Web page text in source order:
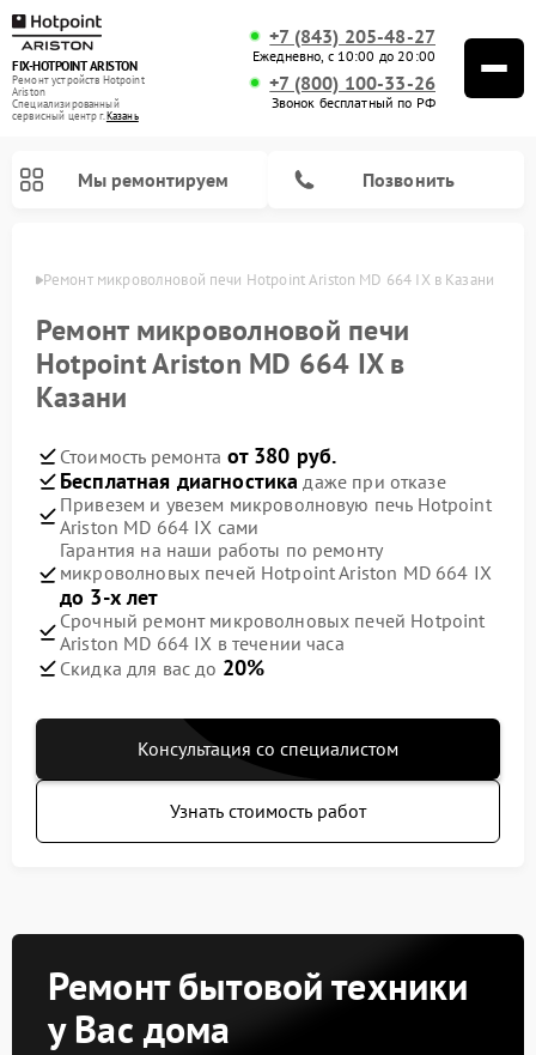
FIX-HOTPOINT ARISTON
Ремонт устройств Hotpoint
Ariston
Специализированный
cервисный центр г.Казань
+7 (843) 205-48-27
Ежедневно, с 10:00 до 20:00
+7 (800) 100-33-26
Звонок бесплатный по РФ
Мы ремонтируем Позвонить
Ремонт микроволновой печи Hotpoint Ariston MD 664 IX в Казани
Ремонт микроволновой печи
Hotpoint Ariston MD 664 IX в
Казани
Стоимость ремонта от 380 руб.
Бесплатная диагностика даже при отказе
Привезем и увезем микроволновую печь Hotpoint
Ariston MD 664 IX сами
Гарантия на наши работы по ремонту
микроволновых печей Hotpoint Ariston MD 664 IX
до 3-х лет
Срочный ремонт микроволновых печей Hotpoint
Ariston MD 664 IX в течении часа
Скидка для вас до 20%
Консультация со специалистом
Узнать стоимость работ
Ремонт бытовой техники
у Вас дома